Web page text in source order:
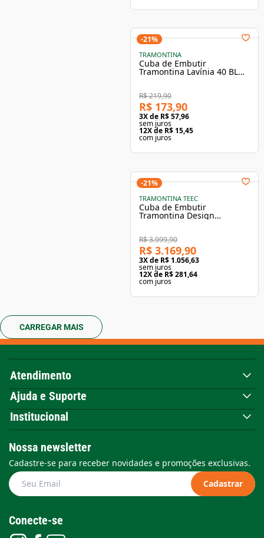
TRAMONTINA
Cuba de Embutir
Tramontina Lavínia 40 BL
R$ 219,90
R$ 173,90
3X de R$ 57,96
sem juros
12X de R$ 15,45
com juros
-21%
TRAMONTINA TEEC
Cuba de Embutir
Tramontina Design
Collection Quadrum 90 em
1/2" com Escape
R$ 3.999,90
R$ 3.169,90
3X de R$ 1.056,63
sem juros
12X de R$ 281,64
com juros
-21%
CARREGAR MAIS
Atendimento
Ajuda e Suporte
Institucional
Nossa newsletter
Cadastre-se para receber novidades e promoções exclusivas.
Cadastrar
Conecte-se